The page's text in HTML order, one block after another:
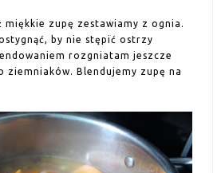
miękkie zupę zestawiamy z ognia.
by nie stępić ostrzy
rozgniatam jeszcze
ziemniaków. Blendujemy zupę na